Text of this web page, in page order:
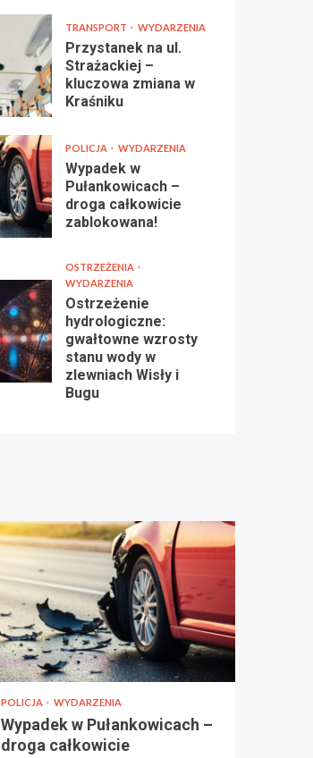
TRANSPORT WYDARZENIA
Przystanek na ul.
Strażackiej –
kluczowa zmiana w
Kraśniku
POLICJA WYDARZENIA
Wypadek w
Pułankowicach –
droga całkowicie
zablokowana!
OSTRZEŻENIA
WYDARZENIA
Ostrzeżenie
hydrologiczne:
gwałtowne wzrosty
stanu wody w
zlewniach Wisły i
Bugu
POLICJA WYDARZENIA
Wypadek w Pułankowicach –
droga całkowicie